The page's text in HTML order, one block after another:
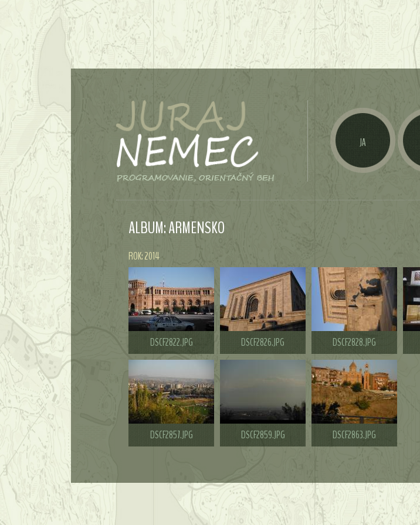
JA
ALBUM: ARMENSKO
ROK: 2014
DSCF2822.JPG DSCF2826.JPG DSCF2828.JPG
DSCF2857.JPG DSCF2859.JPG DSCF2863.JPG